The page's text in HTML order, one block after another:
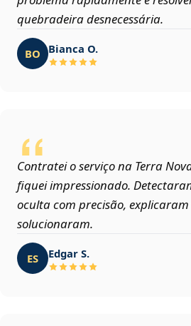
quebradeira desnecessária.
BO Bianca O.
Contratei o serviço na Terra
fiquei impressionado.
oculta com precisão,
solucionaram.
ES Edgar S.